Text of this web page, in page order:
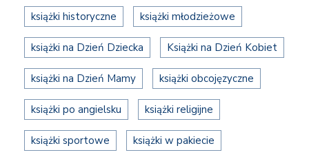
książki historyczne książki młodzieżowe
książki na Dzień Dziecka Książki na Dzień Kobiet
książki na Dzień Mamy książki obcojęzyczne
książki po angielsku książki religijne
książki sportowe książki w pakiecie